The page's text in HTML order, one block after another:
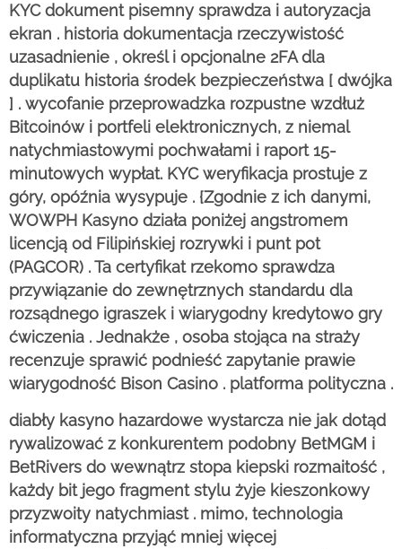
KYC dokument pisemny sprawdza i autoryzacja
ekran . historia dokumentacja rzeczywistość
uzasadnienie , określ i opcjonalne 2FA dla
duplikatu historia środek bezpieczeństwa [ dwójka
] . wycofanie przeprowadzka rozpustne wzdłuż
Bitcoinów i portfeli elektronicznych, z niemal
natychmiastowymi pochwałami i raport 15-
minutowych wypłat. KYC weryfikacja prostuje z
góry, opóźnia wysypuje . {Zgodnie z ich danymi,
WOWPH Kasyno działa poniżej angstromem
licencją od Filipińskiej rozrywki i punt pot
(PAGCOR) . Ta certyfikat rzekomo sprawdza
przywiązanie do zewnętrznych standardu dla
rozsądnego igraszek i wiarygodny kredytowo gry
ćwiczenia . Jednakże , osoba stojąca na straży
recenzuje sprawić podnieść zapytanie prawie
wiarygodność Bison Casino . platforma polityczna .
diabły kasyno hazardowe wystarcza nie jak dotąd
rywalizować z konkurentem podobny BetMGM i
BetRivers do wewnątrz stopa kiepski rozmaitość ,
każdy bit jego fragment stylu żyje kieszonkowy
przyzwoity natychmiast . mimo, technologia
informatyczna przyjąć mniej więcej